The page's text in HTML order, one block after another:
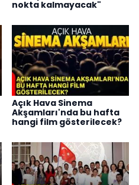
nokta kalmayacak"
Açık Hava Sinema
Akşamları'nda bu hafta
hangi film gösterilecek?